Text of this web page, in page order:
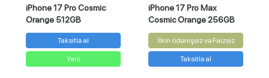
iPhone 17 Pro Cosmic
Orange 512GB
Taksitlə al
Yeni
iPhone 17 Pro Max
Cosmic Orange 256GB
İlkin ödənişsiz və Faizsiz
Taksitlə al